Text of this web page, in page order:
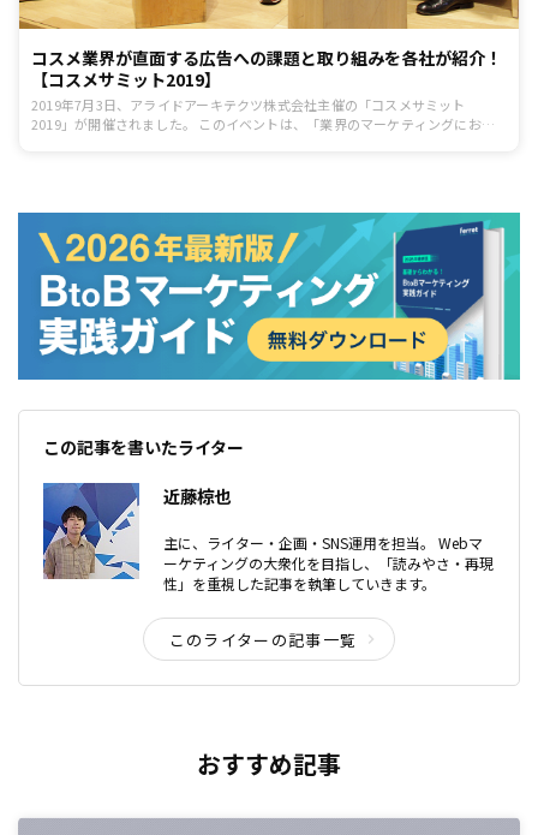
コスメ業界が直面する広告への課題と取り組みを各社が紹介！
【コスメサミット2019】
2019年7月3日、アライドアーキテクツ株式会社主催の「コスメサミット
2019」が開催されました。 このイベントは、「業界のマーケティングにおけ
この記事を書いたライター
近藤椋也
主に、ライター・企画・SNS運用を担当。 Webマ
ーケティングの大衆化を目指し、「読みやさ・再現
性」を重視した記事を執筆していきます。
このライターの記事一覧
おすすめ記事